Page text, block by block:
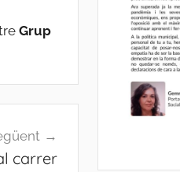
Grup
carrer